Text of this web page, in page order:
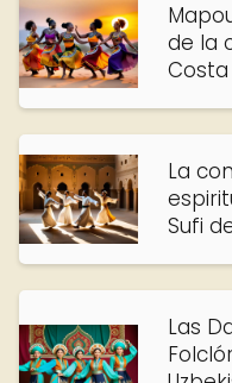
de la
La
Sufi
Las